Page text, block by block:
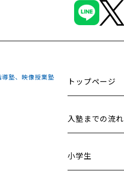
塾、映像授業塾 トップページ
入塾までの流れ
小学生